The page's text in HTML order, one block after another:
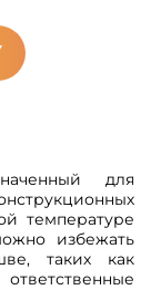
для
температуре
избежать
таких как